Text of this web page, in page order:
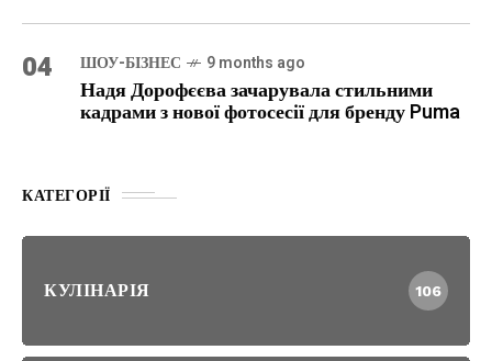
04 ШОУ-БІЗНЕС 9 months ago
Надя Дорофєєва зачарувала стильними
кадрами з нової фотосесії для бренду Puma
КАТЕГОРІЇ
КУЛІНАРІЯ 106